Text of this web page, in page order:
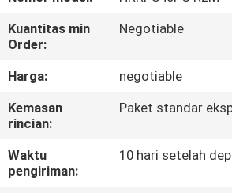
PABRIK
KONTROL
KUALITAS
HUBUNGI
KAMI
Kuantitas min
Order:
Negotiable
Harga:
negotiable
Kemasan
rincian:
Paket standar
Waktu
pengiriman:
10 hari setelah